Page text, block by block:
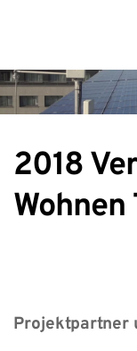
2018
Wohnen
Projektpartner